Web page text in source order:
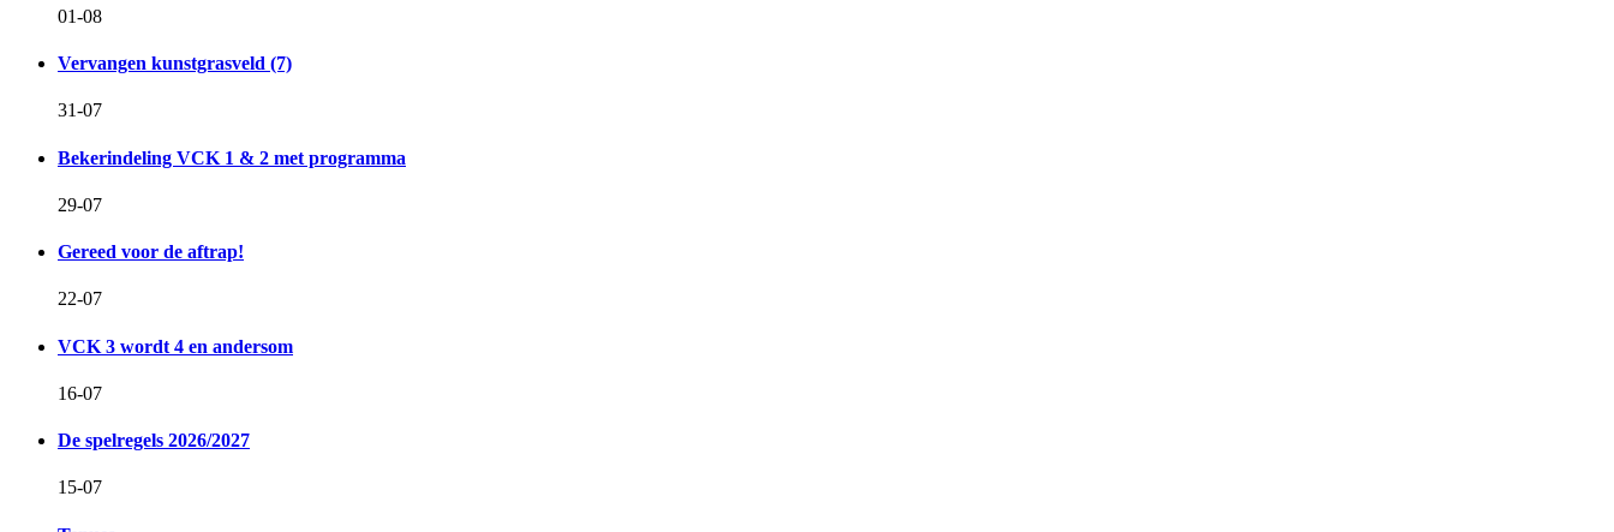
01-08
Vervangen kunstgrasveld (7)
31-07
Bekerindeling VCK 1 & 2 met programma
29-07
Gereed voor de aftrap!
22-07
VCK 3 wordt 4 en andersom
16-07
De spelregels 2026/2027
15-07